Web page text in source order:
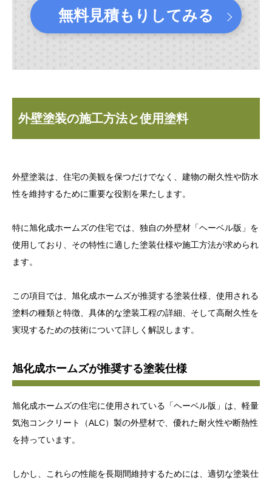
無料見積もりしてみる
外壁塗装の施工方法と使用塗料
外壁塗装は、住宅の美観を保つだけでなく、建物の耐久性や防水
性を維持するために重要な役割を果たします。
特に旭化成ホームズの住宅では、独自の外壁材「ヘーベル版」を
使用しており、その特性に適した塗装仕様や施工方法が求められ
ます。
この項目では、旭化成ホームズが推奨する塗装仕様、使用される
塗料の種類と特徴、具体的な塗装工程の詳細、そして高耐久性を
実現するための技術について詳しく解説します。
旭化成ホームズが推奨する塗装仕様
旭化成ホームズの住宅に使用されている「ヘーベル版」は、軽量
気泡コンクリート（ALC）製の外壁材で、優れた耐火性や断熱性
を持っています。
しかし、これらの性能を長期間維持するためには、適切な塗装仕